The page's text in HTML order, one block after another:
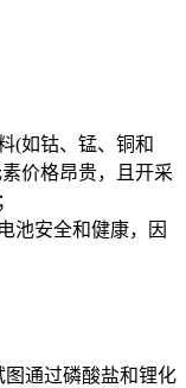
(如钴、锰、铜和
价格昂贵，且开采
池安全和健康，因
通过磷酸盐和锂化